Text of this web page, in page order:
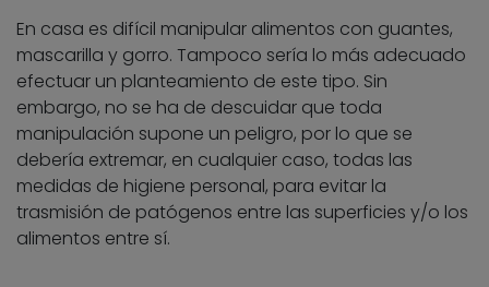
En casa es difícil manipular alimentos con guantes,
mascarilla y gorro. Tampoco sería lo más adecuado
efectuar un planteamiento de este tipo. Sin
embargo, no se ha de descuidar que toda
manipulación supone un peligro, por lo que se
debería extremar, en cualquier caso, todas las
medidas de higiene personal, para evitar la
trasmisión de patógenos entre las superficies y/o los
alimentos entre sí.